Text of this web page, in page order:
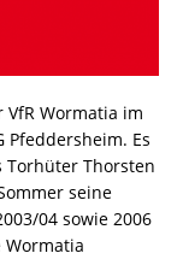
Wormatia im
Pfeddersheim. Es
Torhüter Thorsten
seine
04 sowie 2006
Wormatia